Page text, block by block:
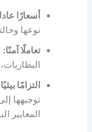
أسعارًا
نوعها
تعاملًا آمنًا:
التزامًا
توجيهها
المعايير